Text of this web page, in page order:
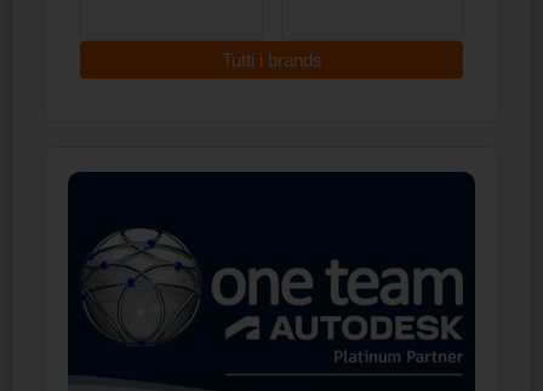
Tutti i brands